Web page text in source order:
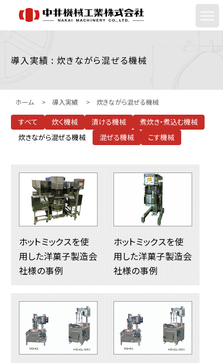
導入実績 : 炊きながら混ぜる機械
ホーム > 導入実績 > 炊きながら混ぜる機械
すべて 炊く機械 漬ける機械
煮炊き・煮込む機械
炊きながら混ぜる機械
混ぜる機械 こす機械
ホットミックスを使
用した洋菓子製造会
社様の事例
ホットミックスを使
用した洋菓子製造会
社様の事例